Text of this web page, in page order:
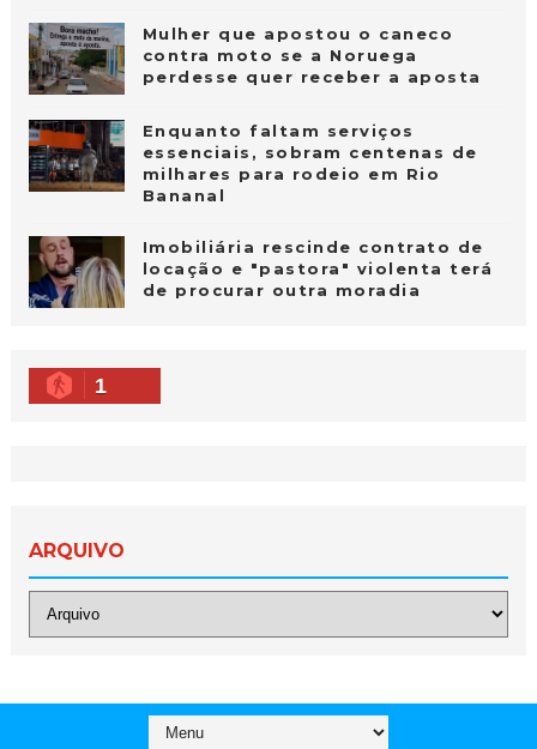
Mulher que apostou o caneco
contra moto se a Noruega
perdesse quer receber a aposta
Enquanto faltam serviços
essenciais, sobram centenas de
milhares para rodeio em Rio
Bananal
Imobiliária rescinde contrato de
locação e "pastora" violenta terá
de procurar outra moradia
1
ARQUIVO